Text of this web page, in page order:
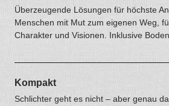
Überzeugende Lösungen für höchste
Menschen mit Mut zum eigenen Weg,
Charakter und Visionen. Inklusive
Kompakt
Schlichter geht es nicht – aber genau